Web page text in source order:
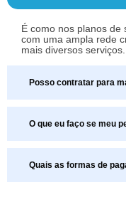
É como nos planos de
com uma ampla rede
mais diversos serviços.
Posso contratar para
O que eu faço se meu
Quais as formas de